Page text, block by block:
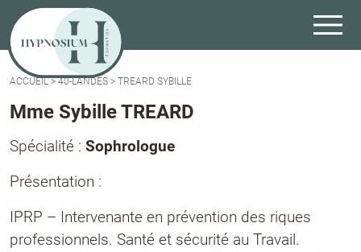
ACCUEIL>40-LANDES > TREARD SYBILLE
Mme Sybille TREARD
Spécialité : Sophrologue
Présentation :
IPRP – Intervenante en prévention des riques
professionnels. Santé et sécurité au Travail.